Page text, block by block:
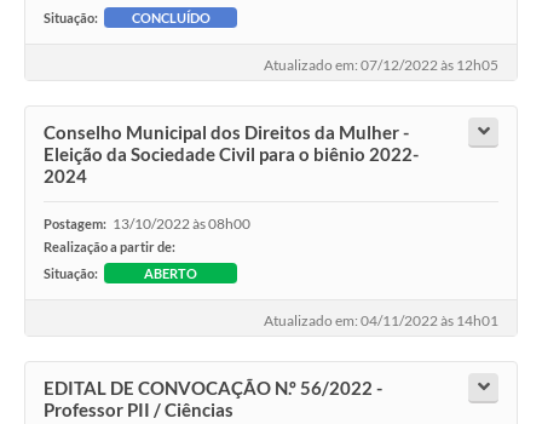
Situação:
CONCLUÍDO
Atualizado em: 07/12/2022 às 12h05
Conselho Municipal dos Direitos da Mulher -
Eleição da Sociedade Civil para o biênio 2022-
2024
Postagem: 13/10/2022 às 08h00
Realização a partir de:
Situação:
ABERTO
Atualizado em: 04/11/2022 às 14h01
EDITAL DE CONVOCAÇÃO N.º 56/2022 -
Professor PII / Ciências